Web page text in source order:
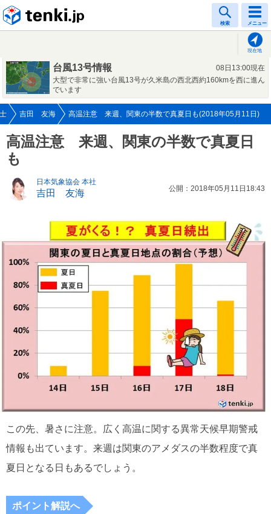
検索 メニュー
現在地
台風13号情報
08日13:00現在
大型で非常に強い台風13号が久米島の西北西約160kmを西に進ん
でいます
吉田 友海 高温注意 来週、関東の半数で真夏日も(2018年05月11日)
高温注意 来週、関東の半数で真夏日
も
日本気象協会 本社
吉田 友海 公開：2018年05月11日18:43
この先、暑さに注意。広く高温に関する異常天候早期警戒
情報も出ています。来週は関東のアメダスの半数程度で真
夏日となる日もあるでしょう。
ポイント解説へ